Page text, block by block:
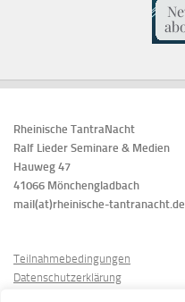
Rheinische TantraNacht
Ralf Lieder Seminare & Medien
Hauweg 47
41066 Mönchengladbach
mail(at)rheinische-tantranacht.de
Teilnahmebedingungen
Datenschutzerklärung